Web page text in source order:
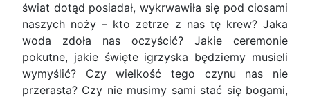
świat dotąd posiadał, wykrwawiła się pod ciosami
naszych noży – kto zetrze z nas tę krew? Jaka
woda zdoła nas oczyścić? Jakie ceremonie
pokutne, jakie święte igrzyska będziemy musieli
wymyślić? Czy wielkość tego czynu nas nie
przerasta? Czy nie musimy sami stać się bogami,